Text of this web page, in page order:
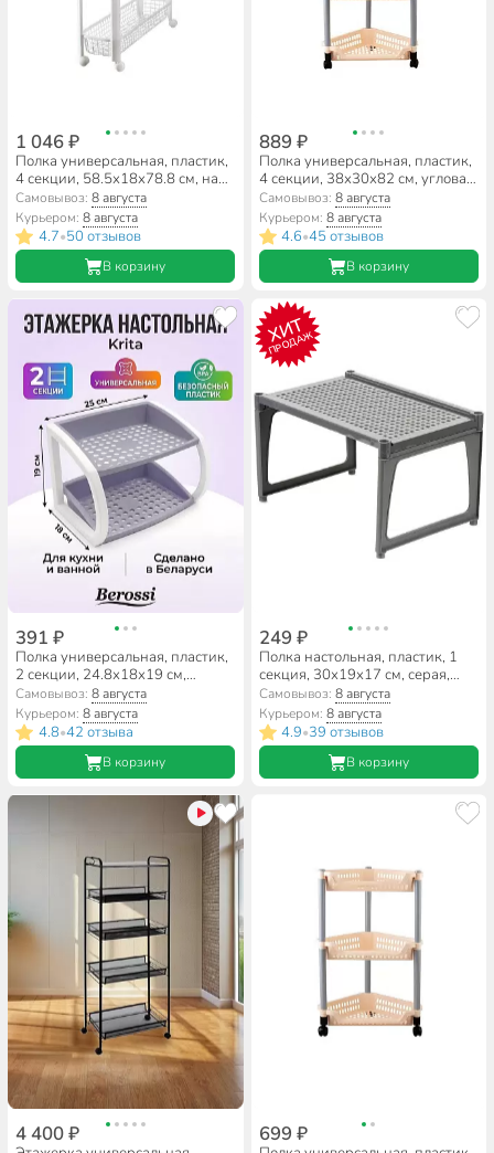
1 046 ₽
Полка универсальная, пластик,
4 секции, 58.5х18х78.8 см, на
колесах, белая, Idea, М 2719
Самовывоз:8 августа
Курьером:8 августа
4.7•50 отзывов
В корзину
889 ₽
Полка универсальная, пластик,
4 секции, 38х30х82 см, угловая,
Полимербыт, С088
Самовывоз: 8 августа
Курьером: 8 августа
4.6•45 отзывов
В корзину
391 ₽
Полка универсальная, пластик,
2 секции, 24.8х18х19 см,
сиреневый туман, Berossi, Krita,
АС 63676000
Самовывоз:8 августа
Курьером:8 августа
4.8•42 отзыва
В корзину
ХИТ
ПРОДАЖ
249 ₽
Полка настольная, пластик, 1
секция, 30х19х17 см, серая,
Violet, Ротанг, 750018
Самовывоз: 8 августа
Курьером: 8 августа
4.9•39 отзывов
В корзину
4 400 ₽ 699 ₽